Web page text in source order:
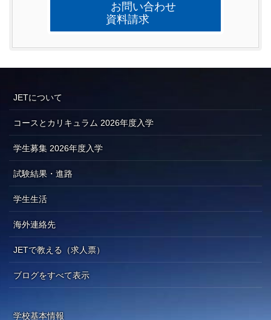
お問い合わせ
資料請求
JETについて
コースとカリキュラム 2026年度入学
学生募集 2026年度入学
試験結果・進路
学生生活
海外連絡先
JETで教える（求人票）
ブログをすべて表示
学校基本情報